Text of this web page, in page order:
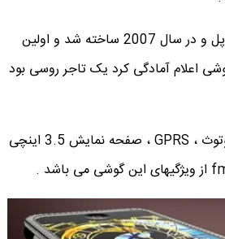
این گوشی توسط شرکت اپل و در سال 2007 ساخته شد و اولین
اعلام آمادگی کرد یک تاجر روسی بود
دوربین 2 مگا پیکسل ، بلوتوث ، GPRS ، صفحه نمایش 3.5 اینچی